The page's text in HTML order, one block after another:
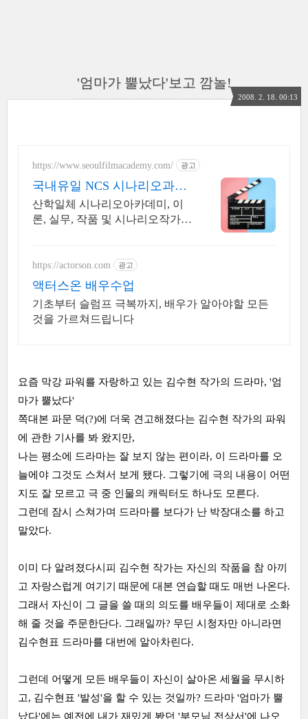
'엄마가 뿔났다'보고 깜놀!
2008. 2. 18. 00:13
https://www.seoulfilmacademy.com/ 광고
국내유일 NCS 시나리오과정
NCS 시나리오작가 활동지원
산학일체 시나리오아카데미, 이
론, 실무, 작품 및 시나리오작가
PBL 시나리오아카데미
https://actorson.com 광고
액터스온 배우수업
기초부터 슬럼프 극복까지, 배우가 알아야할 모든
것을 가르쳐드립니다
요즘 막강 파워를 자랑하고 있는 김수현 작가의 드라마, '엄
마가 뿔났다'
쪽대본 파문 덕(?)에 더욱 견고해졌다는 김수현 작가의 파워
에 관한 기사를 봐 왔지만,
나는 평소에 드라마는 잘 보지 않는 편이라, 이 드라마를 오
늘에야 그것도 스쳐서 보게 됐다. 그렇기에 극의 내용이 어떤
지도 잘 모르고 극 중 인물의 캐릭터도 하나도 모른다.
그런데 잠시 스쳐가며 드라마를 보다가 난 박장대소를 하고
말았다.
이미 다 알려졌다시피 김수현 작가는 자신의 작품을 참 아끼
고 자랑스럽게 여기기 때문에 대본 연습할 때도 매번 나온다.
그래서 자신이 그 글을 쓸 때의 의도를 배우들이 제대로 소화
해 줄 것을 주문한단다. 그래일까? 무딘 시청자만 아니라면
김수현표 드라마를 대번에 알아차린다.
그런데 어떻게 모든 배우들이 자신이 살아온 세월을 무시하
고, 김수현표 '발성'을 할 수 있는 것일까? 드라마 '엄마가 뿔
났다'에는 예전에 내가 재밌게 봤던 '부모님 전상서'에 나오